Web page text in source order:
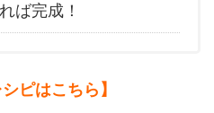
ば完成！
ピはこちら】